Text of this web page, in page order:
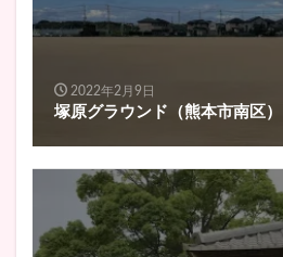
2022年2月9日
塚原グラウンド（熊本市南区）